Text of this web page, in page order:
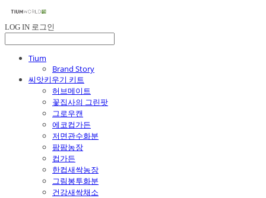
LOG IN 로그인
Tium
Brand Story
씨앗키우기 키트
허브메이트
꽃집사의 그린팟
그로우캔
에코컵가든
저면관수화분
팜팜농장
컵가든
한컵새싹농장
그림봉투화분
건강새싹채소